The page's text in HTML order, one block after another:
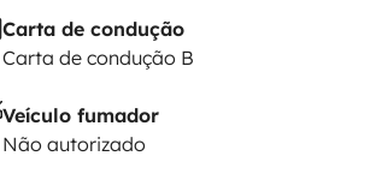
Carta de condução
Carta de condução B
Veículo fumador
Não autorizado